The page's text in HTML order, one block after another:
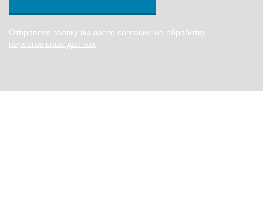
Отправляя заявку вы даете согласие на обработку
персональных данных